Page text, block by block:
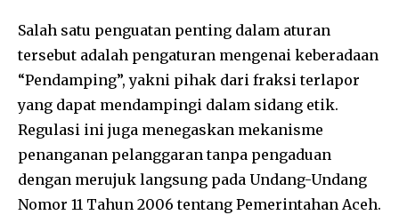
Salah satu penguatan penting dalam aturan
tersebut adalah pengaturan mengenai keberadaan
“Pendamping”, yakni pihak dari fraksi terlapor
yang dapat mendampingi dalam sidang etik.
Regulasi ini juga menegaskan mekanisme
penanganan pelanggaran tanpa pengaduan
dengan merujuk langsung pada Undang-Undang
Nomor 11 Tahun 2006 tentang Pemerintahan Aceh.